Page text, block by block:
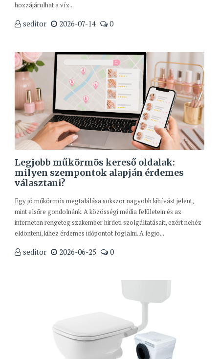
hozzájárulhat a víz...
seditor 2026-07-14 0
Legjobb műkörmös kereső oldalak:
milyen szempontok alapján érdemes
választani?
Egy jó műkörmös megtalálása sokszor nagyobb kihívást jelent,
mint elsőre gondolnánk. A közösségi média felületein és az
interneten rengeteg szakember hirdeti szolgáltatásait, ezért nehéz
eldönteni, kihez érdemes időpontot foglalni. A legjo...
seditor 2026-06-25 0